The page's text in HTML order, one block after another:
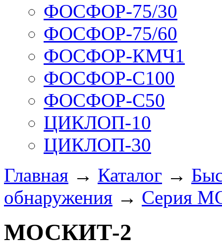
ФОСФОР-75/30
ФОСФОР-75/60
ФОСФОР-КМЧ1
ФОСФОР-С100
ФОСФОР-С50
ЦИКЛОП-10
ЦИКЛОП-30
Главная → Каталог →
обнаружения → Серия
МОСКИТ-2